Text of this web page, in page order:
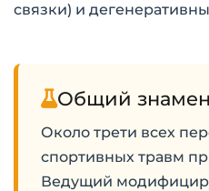
связки) и
Общий
Около трети всех
спортивных травм
Ведущий